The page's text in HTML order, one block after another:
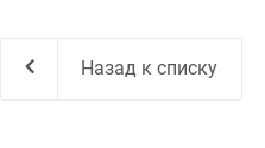
Назад к списку